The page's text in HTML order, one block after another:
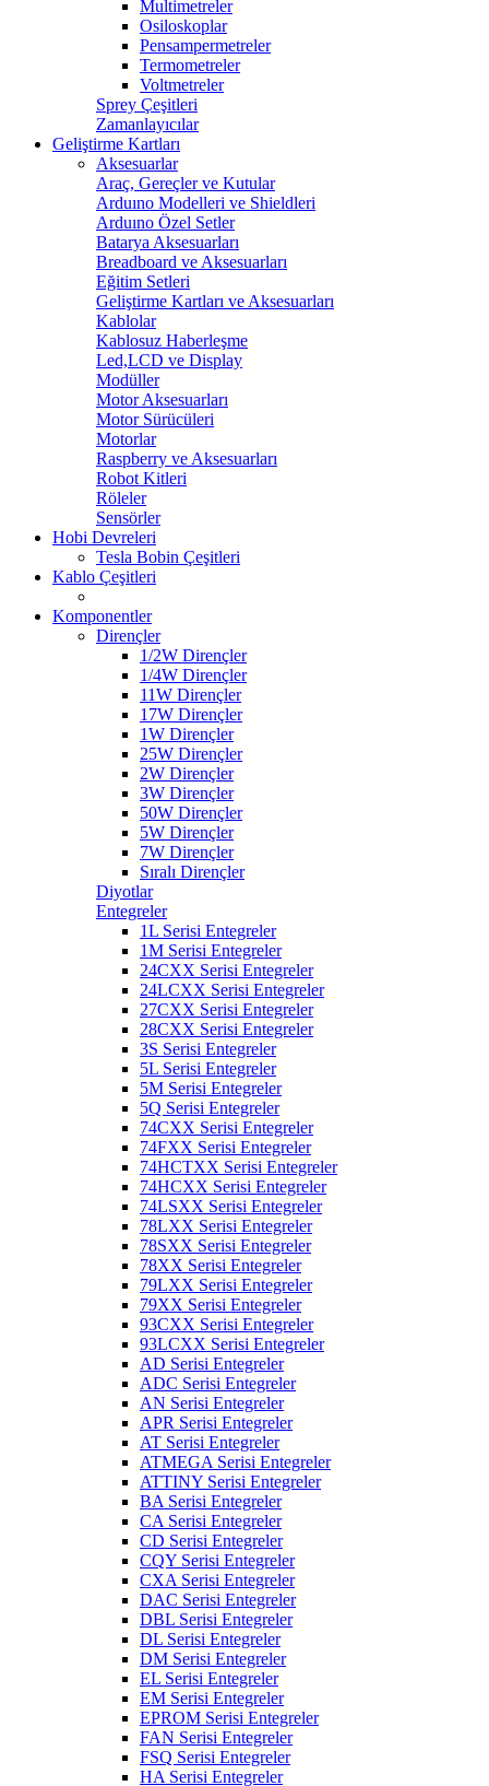
Multimetreler
Osiloskoplar
Pensampermetreler
Termometreler
Voltmetreler
Sprey Çeşitleri
Zamanlayıcılar
Geliştirme Kartları
Aksesuarlar
Araç, Gereçler ve Kutular
Arduıno Modelleri ve Shieldleri
Arduıno Özel Setler
Batarya Aksesuarları
Breadboard ve Aksesuarları
Eğitim Setleri
Geliştirme Kartları ve Aksesuarları
Kablolar
Kablosuz Haberleşme
Led,LCD ve Display
Modüller
Motor Aksesuarları
Motor Sürücüleri
Motorlar
Raspberry ve Aksesuarları
Robot Kitleri
Röleler
Sensörler
Hobi Devreleri
Tesla Bobin Çeşitleri
Kablo Çeşitleri
Komponentler
Dirençler
1/2W Dirençler
1/4W Dirençler
11W Dirençler
17W Dirençler
1W Dirençler
25W Dirençler
2W Dirençler
3W Dirençler
50W Dirençler
5W Dirençler
7W Dirençler
Sıralı Dirençler
Diyotlar
Entegreler
1L Serisi Entegreler
1M Serisi Entegreler
24CXX Serisi Entegreler
24LCXX Serisi Entegreler
27CXX Serisi Entegreler
28CXX Serisi Entegreler
3S Serisi Entegreler
5L Serisi Entegreler
5M Serisi Entegreler
5Q Serisi Entegreler
74CXX Serisi Entegreler
74FXX Serisi Entegreler
74HCTXX Serisi Entegreler
74HCXX Serisi Entegreler
74LSXX Serisi Entegreler
78LXX Serisi Entegreler
78SXX Serisi Entegreler
78XX Serisi Entegreler
79LXX Serisi Entegreler
79XX Serisi Entegreler
93CXX Serisi Entegreler
93LCXX Serisi Entegreler
AD Serisi Entegreler
ADC Serisi Entegreler
AN Serisi Entegreler
APR Serisi Entegreler
AT Serisi Entegreler
ATMEGA Serisi Entegreler
ATTINY Serisi Entegreler
BA Serisi Entegreler
CA Serisi Entegreler
CD Serisi Entegreler
CQY Serisi Entegreler
CXA Serisi Entegreler
DAC Serisi Entegreler
DBL Serisi Entegreler
DL Serisi Entegreler
DM Serisi Entegreler
EL Serisi Entegreler
EM Serisi Entegreler
EPROM Serisi Entegreler
FAN Serisi Entegreler
FSQ Serisi Entegreler
HA Serisi Entegreler